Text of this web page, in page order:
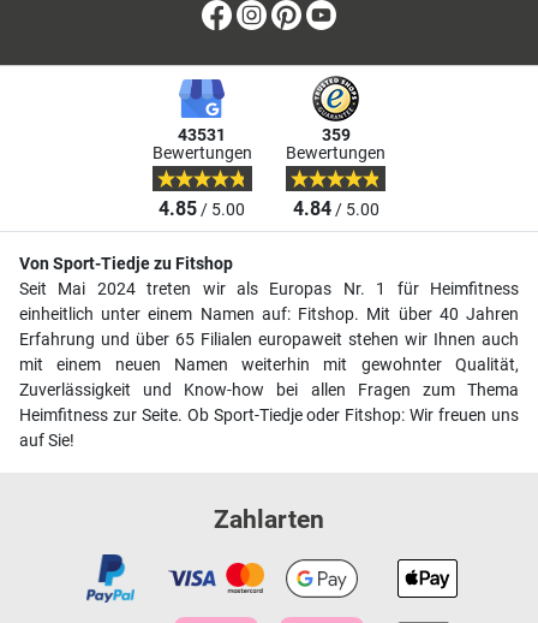
Facebook
Instagram
Pinterest
43531
Bewertungen
4.85/ 5.00
359
Bewertungen
4.84/ 5.00
Von Sport-Tiedje zu Fitshop
Seit Mai 2024 treten wir als Europas Nr. 1 für Heimfitness
einheitlich unter einem Namen auf: Fitshop. Mit über 40 Jahren
Erfahrung und über 65 Filialen europaweit stehen wir Ihnen auch
mit einem neuen Namen weiterhin mit gewohnter Qualität,
Zuverlässigkeit und Know-how bei allen Fragen zum Thema
Heimfitness zur Seite. Ob Sport-Tiedje oder Fitshop: Wir freuen uns
auf Sie!
Zahlarten